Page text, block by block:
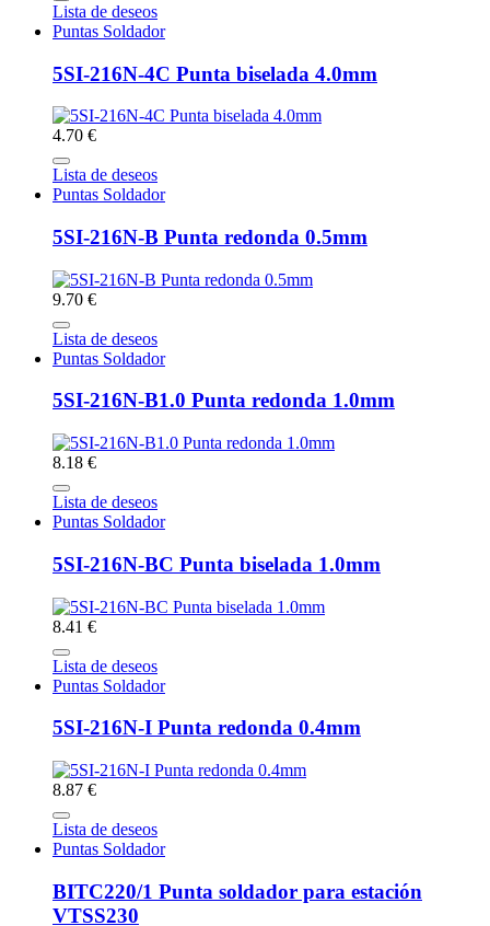
Lista de deseos
Puntas Soldador
5SI-216N-4C Punta biselada 4.0mm
4.70 €
Lista de deseos
Puntas Soldador
5SI-216N-B Punta redonda 0.5mm
9.70 €
Lista de deseos
Puntas Soldador
5SI-216N-B1.0 Punta redonda 1.0mm
8.18 €
Lista de deseos
Puntas Soldador
5SI-216N-BC Punta biselada 1.0mm
8.41 €
Lista de deseos
Puntas Soldador
5SI-216N-I Punta redonda 0.4mm
8.87 €
Lista de deseos
Puntas Soldador
BITC220/1 Punta soldador para estación
VTSS230